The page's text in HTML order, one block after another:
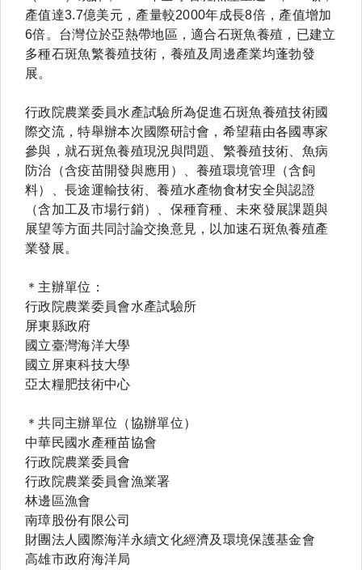
產值達3.7億美元，產量較2000年成長8倍，產值增加
6倍。台灣位於亞熱帶地區，適合石斑魚養殖，已建立
多種石斑魚繁養殖技術，養殖及周邊產業均蓬勃發
展。
行政院農業委員水產試驗所為促進石斑魚養殖技術國
際交流，特舉辦本次國際研討會，希望藉由各國專家
參與，就石斑魚養殖現況與問題、繁養殖技術、魚病
防治（含疫苗開發與應用）、養殖環境管理（含飼
料）、長途運輸技術、養殖水產物食材安全與認證
（含加工及市場行銷）、保種育種、未來發展課題與
展望等方面共同討論交換意見，以加速石斑魚養殖產
業發展。
＊主辦單位：
行政院農業委員會水產試驗所
屏東縣政府
國立臺灣海洋大學
國立屏東科技大學
亞太糧肥技術中心
＊共同主辦單位（協辦單位）
中華民國水產種苗協會
行政院農業委員會
行政院農業委員會漁業署
林邊區漁會
南璋股份有限公司
財團法人國際海洋永續文化經濟及環境保護基金會
高雄市政府海洋局